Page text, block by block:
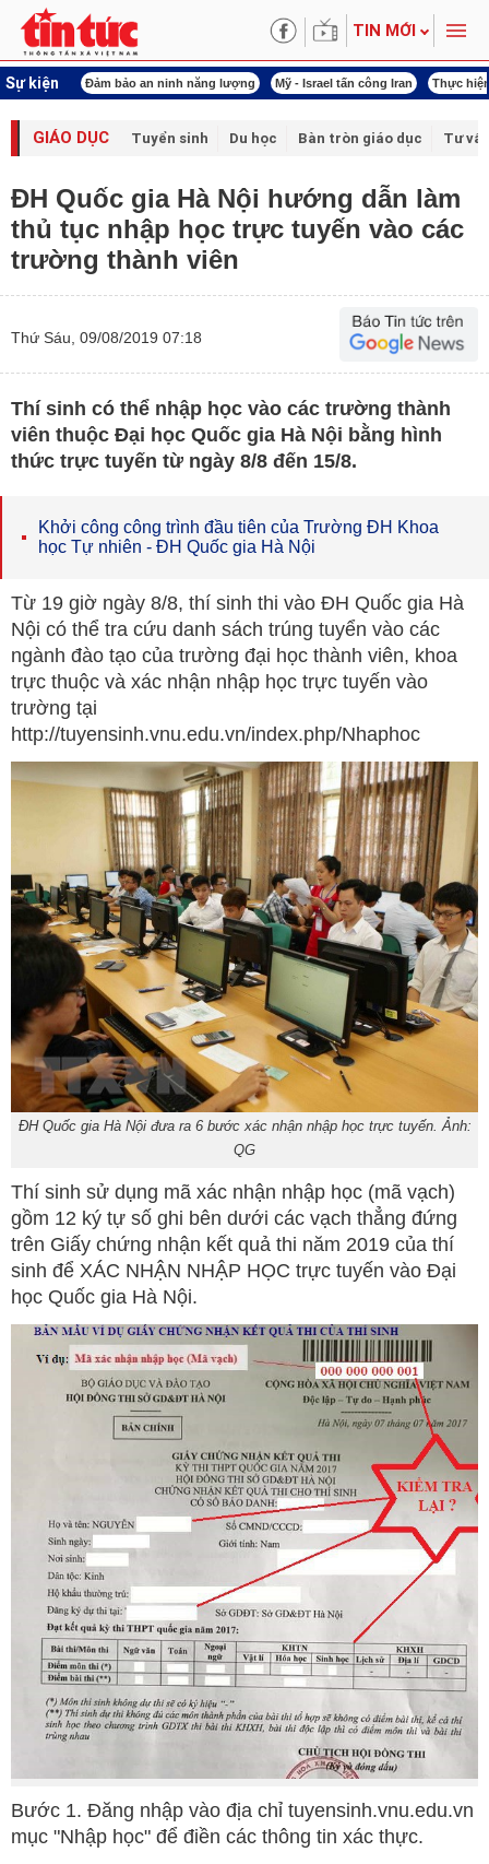
TIN MỚI
Sự kiện
khóa XVI Đảm bảo an ninh năng lượng Mỹ - Israel tấn công Iran Thực
GIÁO DỤC Tuyển sinh Du học Bàn tròn giáo dục Tư
ĐH Quốc gia Hà Nội hướng dẫn làm
thủ tục nhập học trực tuyến vào các
trường thành viên
Thứ Sáu, 09/08/2019 07:18
Thí sinh có thể nhập học vào các trường thành
viên thuộc Đại học Quốc gia Hà Nội bằng hình
thức trực tuyến từ ngày 8/8 đến 15/8.
Khởi công công trình đầu tiên của Trường ĐH Khoa
học Tự nhiên - ĐH Quốc gia Hà Nội
Từ 19 giờ ngày 8/8, thí sinh thi vào ĐH Quốc gia Hà
Nội có thể tra cứu danh sách trúng tuyển vào các
ngành đào tạo của trường đại học thành viên, khoa
trực thuộc và xác nhận nhập học trực tuyến vào
trường tại
http://tuyensinh.vnu.edu.vn/index.php/Nhaphoc
ĐH Quốc gia Hà Nội đưa ra 6 bước xác nhận nhập học trực tuyến. Ảnh:
QG
Thí sinh sử dụng mã xác nhận nhập học (mã vạch)
gồm 12 ký tự số ghi bên dưới các vạch thẳng đứng
trên Giấy chứng nhận kết quả thi năm 2019 của thí
sinh để XÁC NHẬN NHẬP HỌC trực tuyến vào Đại
học Quốc gia Hà Nội.
Bước 1. Đăng nhập vào địa chỉ tuyensinh.vnu.edu.vn
mục "Nhập học" để điền các thông tin xác thực.